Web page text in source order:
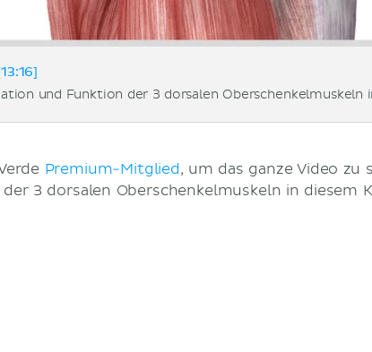
und Funktion der 3 dorsalen Oberschenkelmuskeln
Premium-Mitglied, um das ganze Video zu
3 dorsalen Oberschenkelmuskeln in diesem